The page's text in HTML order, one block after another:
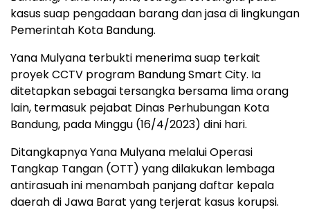
kasus suap pengadaan barang dan jasa di lingkungan
Pemerintah Kota Bandung.
Yana Mulyana terbukti menerima suap terkait
proyek CCTV program Bandung Smart City. Ia
ditetapkan sebagai tersangka bersama lima orang
lain, termasuk pejabat Dinas Perhubungan Kota
Bandung, pada Minggu (16/4/2023) dini hari.
Ditangkapnya Yana Mulyana melalui Operasi
Tangkap Tangan (OTT) yang dilakukan lembaga
antirasuah ini menambah panjang daftar kepala
daerah di Jawa Barat yang terjerat kasus korupsi.